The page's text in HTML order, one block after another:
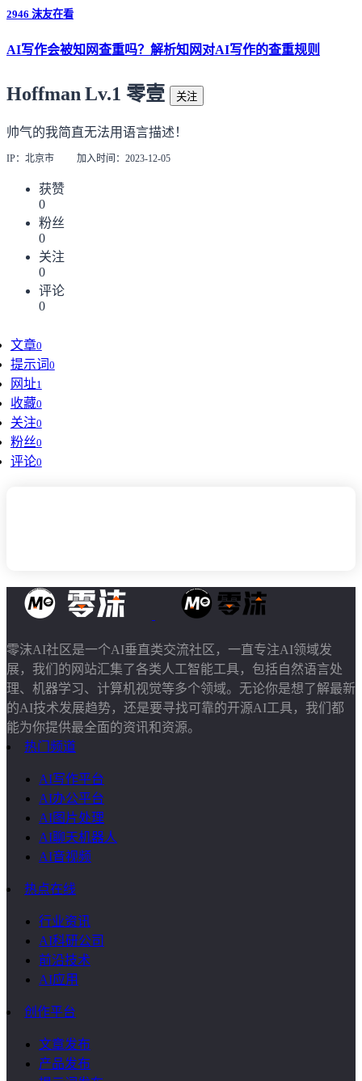
2946 沫友在看
AI写作会被知网查重吗？解析知网对AI写作的查重规则
2301 沫友在看
1543 沫友在看
Hoffman Lv.1 零壹 关注
帅气的我简直无法用语言描述！
IP：北京市 加入时间：2023-12-05
获赞
0
粉丝
0
关注
0
评论
0
文章0
提示词 0
网址1
收藏0
关注0
粉丝0
评论0
零沫AI社区是一个AI垂直类交流社区，一直专注AI领域发
展，我们的网站汇集了各类人工智能工具，包括自然语言处
理、机器学习、计算机视觉等多个领域。无论你是想了解最新
的AI技术发展趋势，还是要寻找可靠的开源AI工具，我们都
能为你提供最全面的资讯和资源。
热门频道
AI写作平台
AI办公平台
AI图片处理
AI聊天机器人
AI音视频
热点在线
行业资讯
AI科研公司
前沿技术
AI应用
创作平台
文章发布
产品发布